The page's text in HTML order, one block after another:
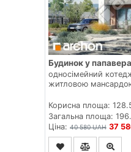
Будинок у
односімейний
житловою
Корисна площа:
Загальна площа:
Ціна: 40 580 UAH 37